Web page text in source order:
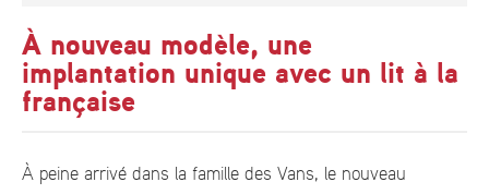
À nouveau modèle, une
implantation unique avec un lit à la
française
À peine arrivé dans la famille des Vans, le nouveau